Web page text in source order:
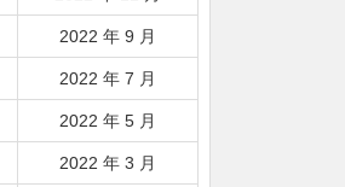
2022 年 9 月
2022 年 7 月
2022 年 5 月
2022 年 3 月